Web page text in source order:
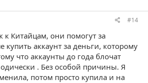
#14
к Китайцам, они помогут за
аккаунт за деньги, которому
что аккаунты до года блочат
. Без особой причины. Я
потом просто купила и на